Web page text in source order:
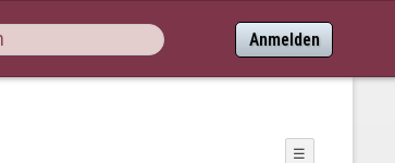
Anmelden
☰